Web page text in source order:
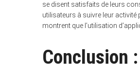
se disent satisfaits de leurs
utilisateurs à suivre leur activité
montrent que l’utilisation
Conclusion